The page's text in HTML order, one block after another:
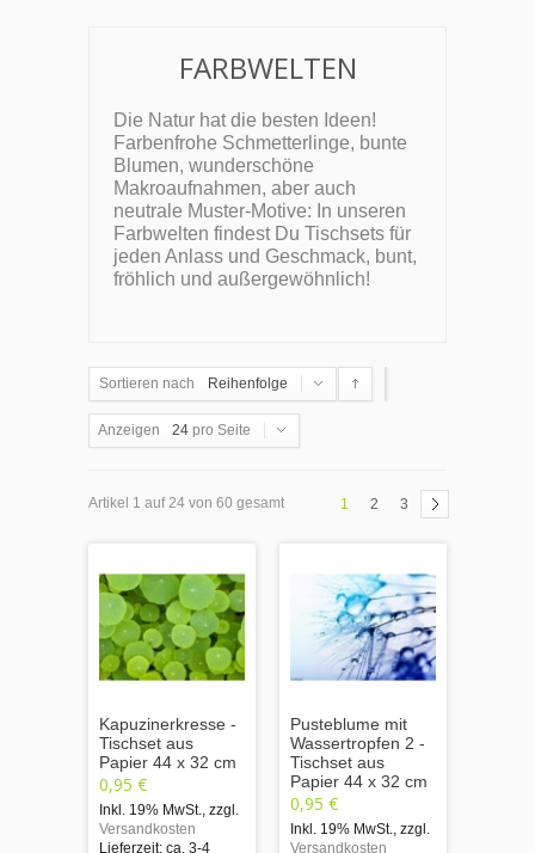
FARBWELTEN
Die Natur hat die besten Ideen!
Farbenfrohe Schmetterlinge, bunte
Blumen, wunderschöne
Makroaufnahmen, aber auch
neutrale Muster-Motive: In unseren
Farbwelten findest Du Tischsets für
jeden Anlass und Geschmack, bunt,
fröhlich und außergewöhnlich!
Sortieren nach Reihenfolge
Anzeigen 24 pro Seite
Artikel 1 auf 24 von 60 gesamt 1 2 3
Kapuzinerkresse -
Tischset aus
Papier 44 x 32 cm
0,95 €
Inkl. 19% MwSt., zzgl.
Versandkosten
Lieferzeit: ca. 3-4
Pusteblume mit
Wassertropfen 2 -
Tischset aus
Papier 44 x 32 cm
0,95 €
Inkl. 19% MwSt., zzgl.
Versandkosten